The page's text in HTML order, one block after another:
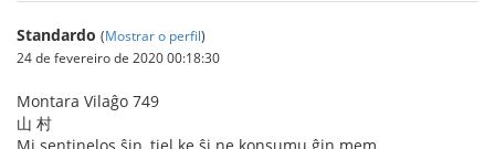
Standardo (Mostrar o perfil)
24 de fevereiro de 2020 00:18:30
Montara Vilaĝo 749
山 村